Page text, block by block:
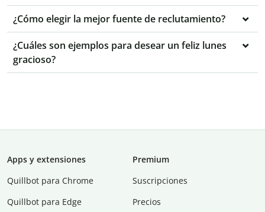
¿Cómo elegir la mejor fuente de reclutamiento?
¿Cuáles son ejemplos para desear un feliz lunes
gracioso?
Apps y extensiones
Quillbot para Chrome
Quillbot para Edge
Premium
Suscripciones
Precios